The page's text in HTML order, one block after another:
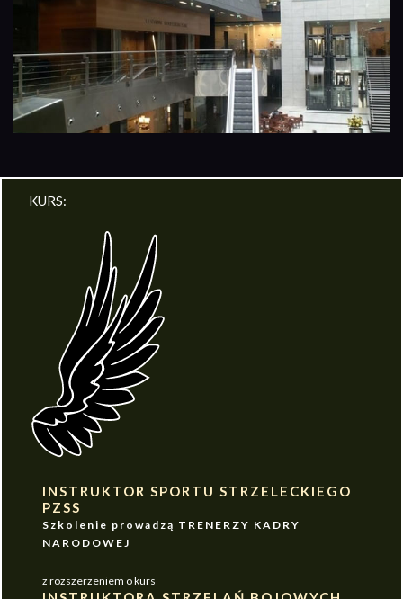
KURS:
INSTRUKTOR SPORTU STRZELECKIEGO
PZSS
Szkolenie prowadzą TRENERZY KADRY
NARODOWEJ
z rozszerzeniem o kurs